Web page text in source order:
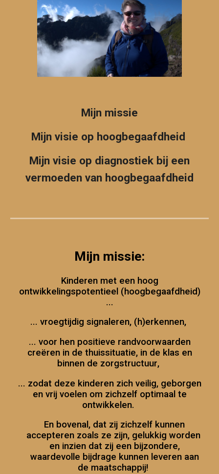
Mijn missie
Mijn visie op hoogbegaafdheid
Mijn visie op diagnostiek bij een
vermoeden van hoogbegaafdheid
Mijn missie:
Kinderen met een hoog
ontwikkelingspotentieel (hoogbegaafdheid)
...
... vroegtijdig signaleren, (h)erkennen,
... voor hen positieve randvoorwaarden
creëren in de thuissituatie, in de klas en
binnen de zorgstructuur,
... zodat deze kinderen zich veilig, geborgen
en vrij voelen om zichzelf optimaal te
ontwikkelen.
En bovenal, dat zij zichzelf kunnen
accepteren zoals ze zijn,gelukkig worden
en inzien dat zij een bijzondere,
waardevolle bijdrage kunnenleveren aan
de maatschappij!